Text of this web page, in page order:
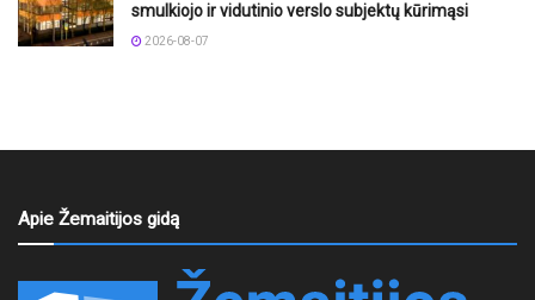
smulkiojo ir vidutinio verslo subjektų kūrimąsi
2026-08-07
Apie Žemaitijos gidą